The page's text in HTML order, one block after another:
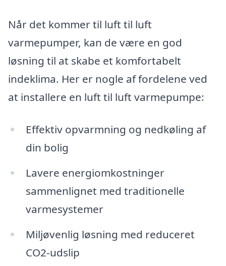
Når det kommer til luft til luft
varmepumper, kan de være en god
løsning til at skabe et komfortabelt
indeklima. Her er nogle af fordelene ved
at installere en luft til luft varmepumpe:
Effektiv opvarmning og nedkøling af
din bolig
Lavere energiomkostninger
sammenlignet med traditionelle
varmesystemer
Miljøvenlig løsning med reduceret
CO2-udslip